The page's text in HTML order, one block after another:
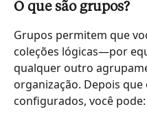
O que são grupos?
Grupos permitem que
coleções lógicas—por
qualquer outro
organização. Depois que
configurados, você pode: